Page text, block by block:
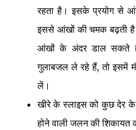
रहता है। इसके प्रयोग से
इससे आंखों की चमक बढ़ती
आंखों के अंदर डाल सकते
गुलाबजल ले रहे हैं, तो इसमें
लें।
खीरे के स्लाइस को कुछ देर
होने वाली जलन की